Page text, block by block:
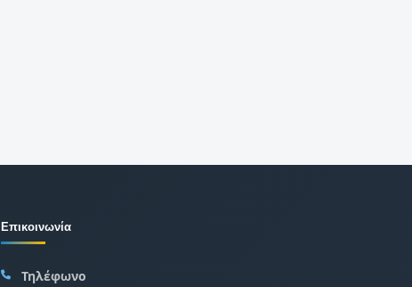
Επικοινωνία
Τηλέφωνο